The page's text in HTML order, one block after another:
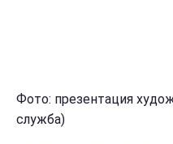
Фото: презентация
служба)